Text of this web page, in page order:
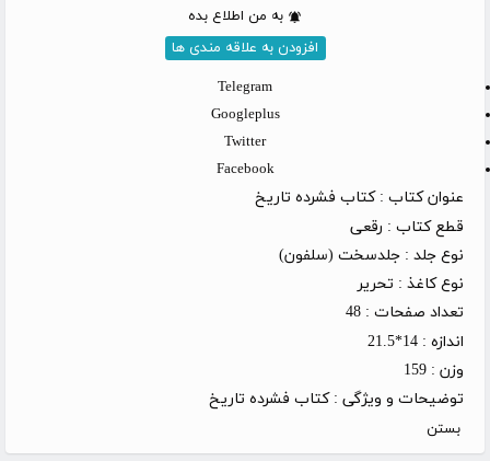
به من اطلاع بده
افزودن به علاقه مندی ها
Telegram
Googleplus
Twitter
Facebook
عنوان کتاب :کتاب فشرده تاریخ
قطع کتاب : رقعی
نوع جلد : جلدسخت (سلفون)
نوع کاغذ : تحریر
تعداد صفحات : 48
اندازه : 14*21.5
وزن : 159
توضیحات و ویژگی :کتاب فشرده تاریخ
بستن